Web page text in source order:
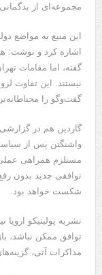
مجموعه‌ای از
این منبع به مواضع
اشاره کرد و نوشت:
گفته، اما مقامات
نیستند. این تفاوت
گفت‌وگو را
گاردین هم در
واشنگتن پس از
مستلزم همراهی
توافقی جدید بدون
شکست خواهد بود.
نشریه پولیتیکو اروپا
توافق ممکن نباشد،
مذاکرات آتی،